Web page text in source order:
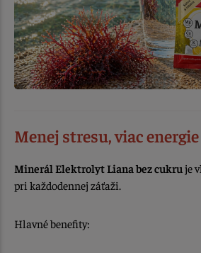
Menej stresu, viac energie
Minerál Elektrolyt Liana bez cukruje
pri každodennej záťaži.
Hlavné benefity: